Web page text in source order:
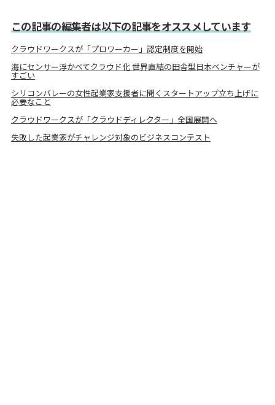
この記事の編集者は以下の記事をオススメしています
クラウドワークスが「プロワーカー」認定制度を開始
海にセンサー浮かべてクラウド化 世界直結の田舎型日本ベンチャーが
すごい
シリコンバレーの女性起業家支援者に聞くスタートアップ立ち上げに
必要なこと
クラウドワークスが「クラウドディレクター」全国展開へ
失敗した起業家がチャレンジ対象のビジネスコンテスト